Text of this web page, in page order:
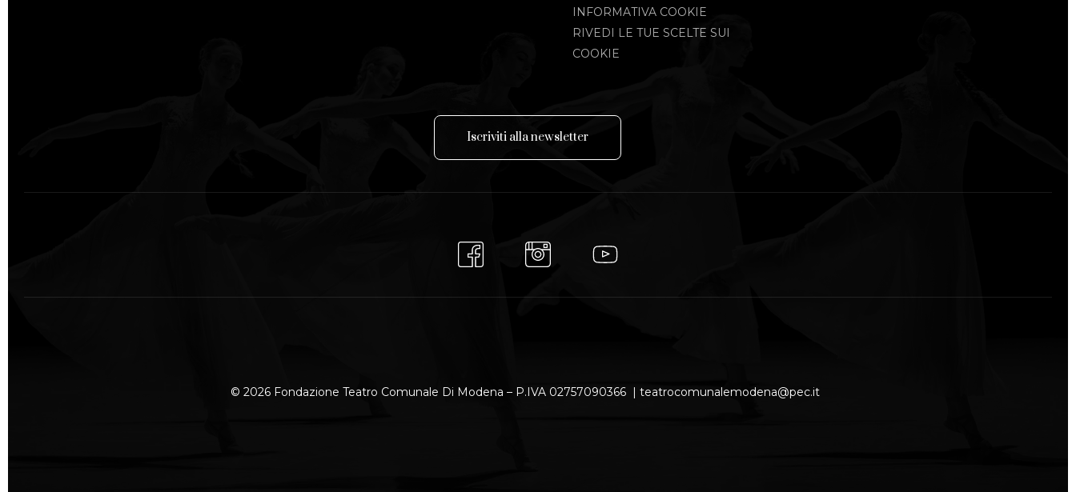
INFORMATIVA COOKIE
RIVEDI LE TUE SCELTE SUI
COOKIE
Iscriviti allanewsletter
© 2026 Fondazione Teatro Comunale Di Modena – P.IVA 02757090366 | teatrocomunalemodena@pec.it